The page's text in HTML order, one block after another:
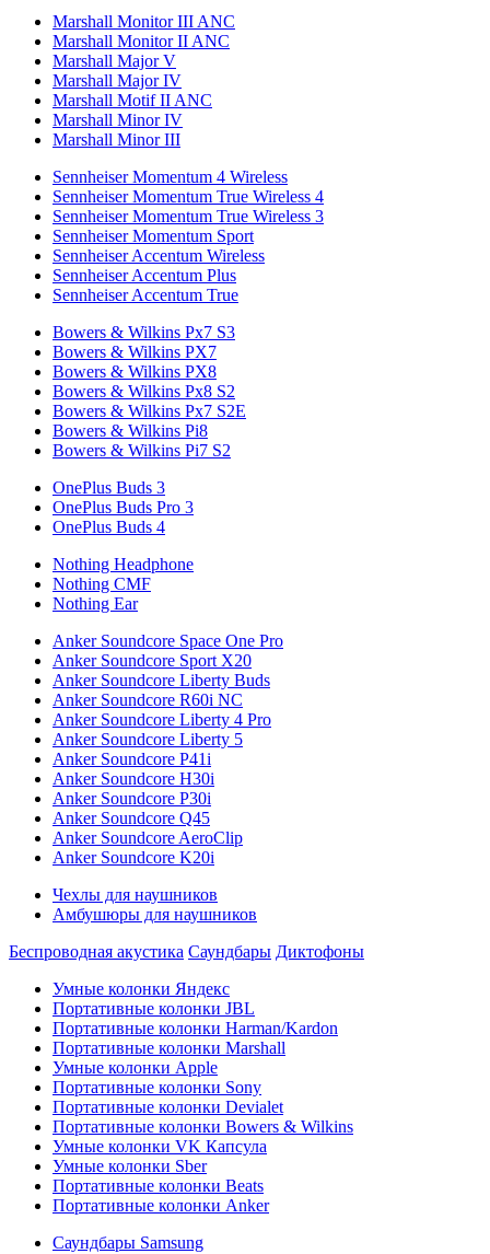
Marshall Monitor III ANC
Marshall Monitor II ANC
Marshall Major V
Marshall Major IV
Marshall Motif II ANC
Marshall Minor IV
Marshall Minor III
Sennheiser Momentum 4 Wireless
Sennheiser Momentum True Wireless 4
Sennheiser Momentum True Wireless 3
Sennheiser Momentum Sport
Sennheiser Accentum Wireless
Sennheiser Accentum Plus
Sennheiser Accentum True
Bowers & Wilkins Px7 S3
Bowers & Wilkins PX7
Bowers & Wilkins PX8
Bowers & Wilkins Px8 S2
Bowers & Wilkins Px7 S2E
Bowers & Wilkins Pi8
Bowers & Wilkins Pi7 S2
OnePlus Buds 3
OnePlus Buds Pro 3
OnePlus Buds 4
Nothing Headphone
Nothing CMF
Nothing Ear
Anker Soundcore Space One Pro
Anker Soundcore Sport X20
Anker Soundcore Liberty Buds
Anker Soundcore R60i NC
Anker Soundcore Liberty 4 Pro
Anker Soundcore Liberty 5
Anker Soundcore P41i
Anker Soundcore H30i
Anker Soundcore P30i
Anker Soundcore Q45
Anker Soundcore AeroClip
Anker Soundcore K20i
Чехлы для наушников
Амбушюры для наушников
Беспроводная акустика Саундбары Диктофоны
Умные колонки Яндекс
Портативные колонки JBL
Портативные колонки Harman/Kardon
Портативные колонки Marshall
Умные колонки Apple
Портативные колонки Sony
Портативные колонки Devialet
Портативные колонки Bowers & Wilkins
Умные колонки VK Капсула
Умные колонки Sber
Портативные колонки Beats
Портативные колонки Anker
Саундбары Samsung